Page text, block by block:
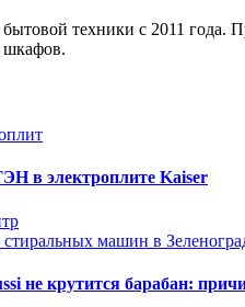
техники с 2011
шкафов.
в электроплите Kaiser
машин в
не крутится барабан: